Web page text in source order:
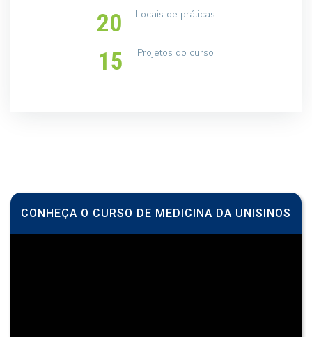
20 Locais de práticas
15 Projetos do curso
CONHEÇA O CURSO DE MEDICINA DA UNISINOS